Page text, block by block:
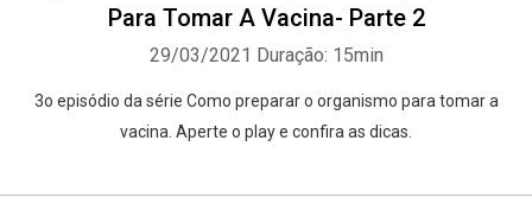
Para Tomar A Vacina- Parte 2
29/03/2021 Duração: 15min
3o episódio da série Como preparar o organismo para tomar a
vacina. Aperte o play e confira as dicas.